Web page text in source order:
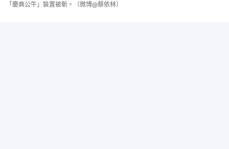
「慶典公牛」裝置被斬。（微博@蔡依林）